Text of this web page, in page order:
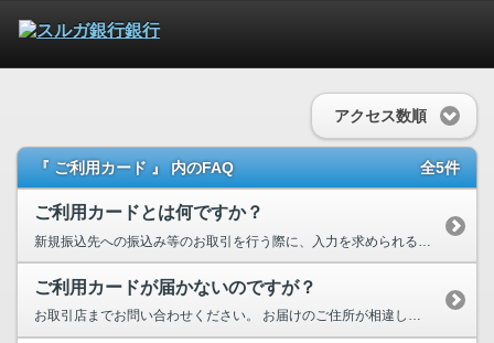
アクセス数順
『 ご利用カード 』 内のFAQ 全5件
ご利用カードとは何ですか？
新規振込先への振込み等のお取引を行う際に、入力を求められる「ご利用ナンバー」を記載したカードで...
ご利用カードが届かないのですが？
お取引店までお問い合わせください。 お届けのご住所が相違している場合は、当社支店窓口で「...